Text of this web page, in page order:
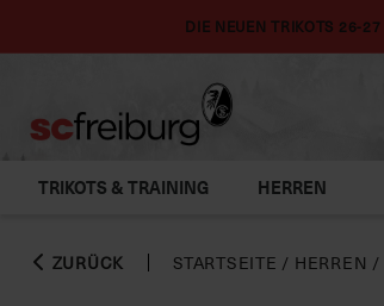
DIE NEUEN TRIKOTS 26-27
TRIKOTS & TRAINING HERREN
ZURÜCK STARTSEITE / HERREN /